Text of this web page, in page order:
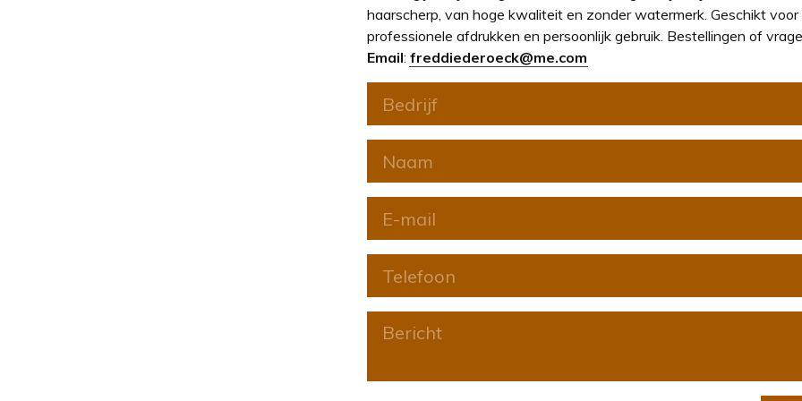
haarscherp, van hoge kwaliteit en zonder watermerk. Geschikt voor
professionele afdrukken en persoonlijk gebruik. Bestellingen of
Email: freddiederoeck@me.com